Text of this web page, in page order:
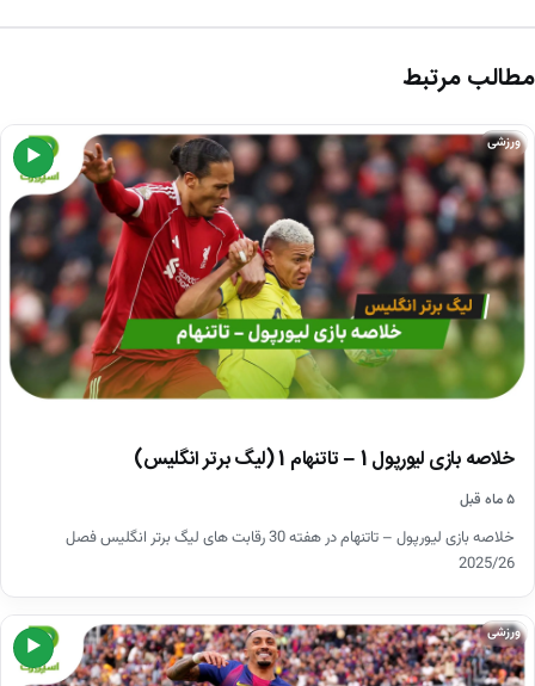
مطالب مرتبط
▶
ورزشی
خلاصه بازی لیورپول 1 – تاتنهام 1 (لیگ برتر انگلیس)
۵ ماه قبل
خلاصه بازی لیورپول – تاتنهام در هفته 30 رقابت های لیگ برتر انگلیس فصل
2025/26
▶
ورزشی